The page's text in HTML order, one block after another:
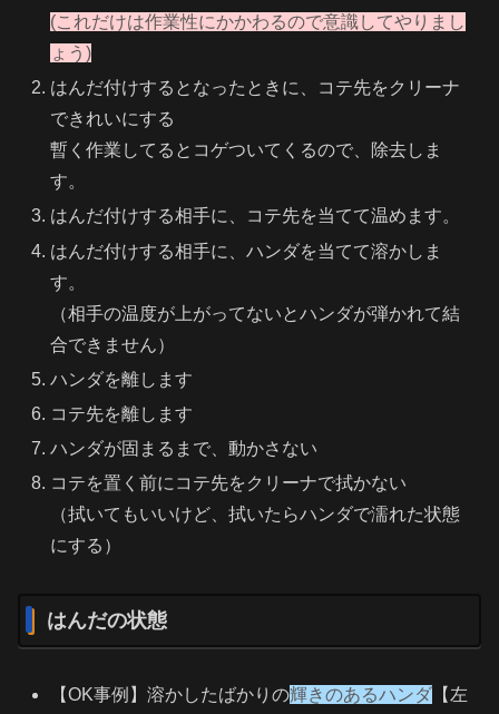
(これだけは作業性にかかわるので意識してやりまし
ょう)
はんだ付けするとなったときに、コテ先をクリーナ
できれいにする
暫く作業してるとコゲついてくるので、除去しま
す。
はんだ付けする相手に、コテ先を当てて温めます。
はんだ付けする相手に、ハンダを当てて溶かしま
す。
（相手の温度が上がってないとハンダが弾かれて結
合できません）
ハンダを離します
コテ先を離します
ハンダが固まるまで、動かさない
コテを置く前にコテ先をクリーナで拭かない
（拭いてもいいけど、拭いたらハンダで濡れた状態
にする）
はんだの状態
【OK事例】溶かしたばかりの輝きのあるハンダ 【左